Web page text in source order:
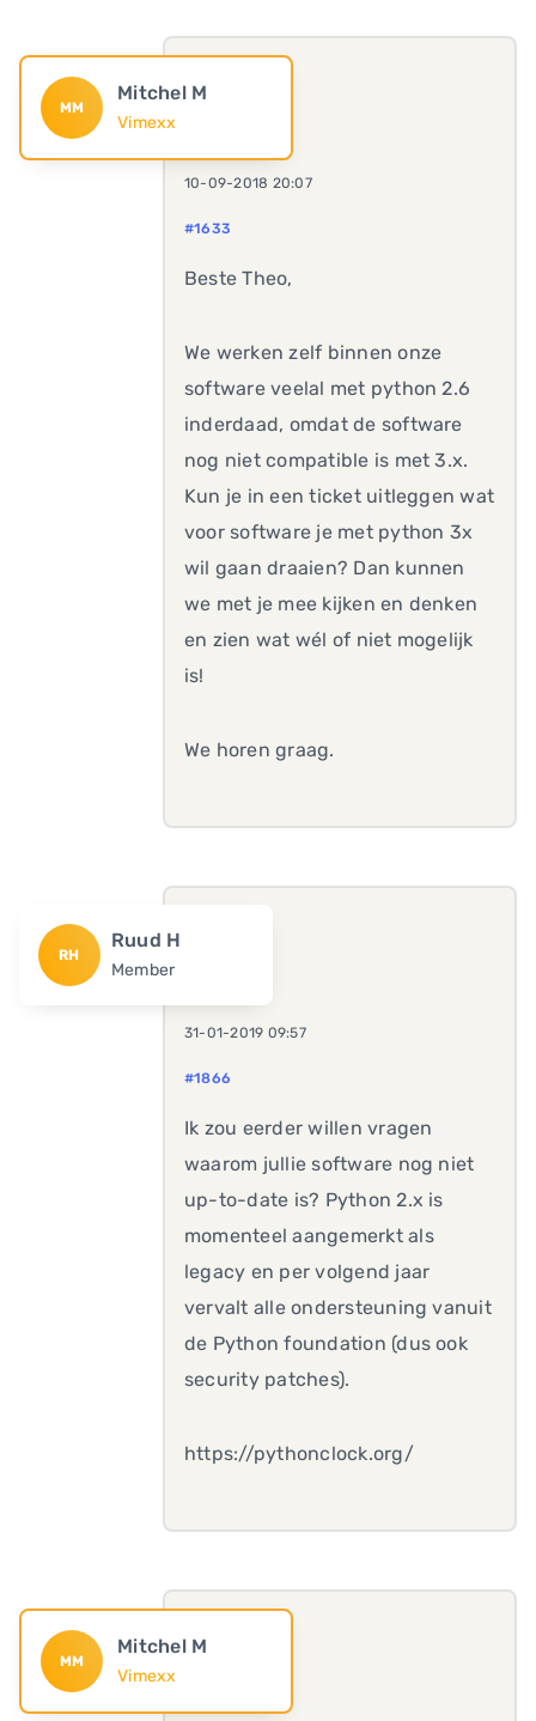
MM
Mitchel M
Vimexx
10-09-2018 20:07
#1633
Beste Theo,
We werken zelf binnen onze
software veelal met python 2.6
inderdaad, omdat de software
nog niet compatible is met 3.x.
Kun je in een ticket uitleggen wat
voor software je met python 3x
wil gaan draaien? Dan kunnen
we met je mee kijken en denken
en zien wat wél of niet mogelijk
is!
We horen graag.
RH
Ruud H
Member
31-01-2019 09:57
#1866
Ik zou eerder willen vragen
waarom jullie software nog niet
up-to-date is? Python 2.x is
momenteel aangemerkt als
legacy en per volgend jaar
vervalt alle ondersteuning vanuit
de Python foundation (dus ook
security patches).
https://pythonclock.org/
MM
Mitchel M
Vimexx